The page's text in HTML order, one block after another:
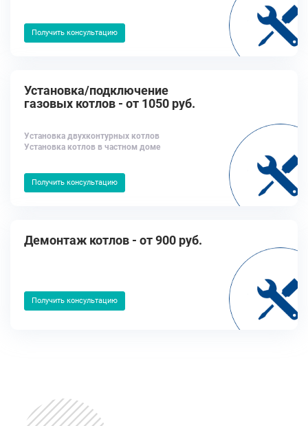
Получить консультацию
Установка/подключение
газовых котлов - от 1050 руб.
Установка двухконтурных котлов
Установка котлов в частном доме
Получить консультацию
Демонтаж котлов - от 900 руб.
Получить консультацию